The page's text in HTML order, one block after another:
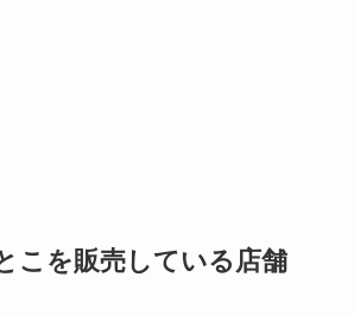
こを販売している店舗